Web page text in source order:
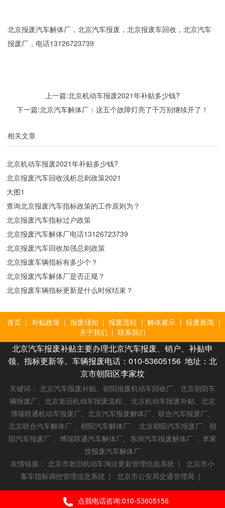
北京报废汽车解体厂，北京汽车报废，北京报废车回收，北京汽车
报废厂，电话13126723739
上一篇:北京机动车报废2021年补贴多少钱?
下一篇:北京汽车解体厂：这五个故障灯亮了千万别继续开了！
相关文章
北京机动车报废2021年补贴多少钱?
北京报废汽车回收浅析总则政策2021
大图1
查询北京报废汽车指标政策的工作原则为？
北京报废汽车指标过户政策
北京报废汽车解体厂电话13126723739
北京报废汽车回收加强总则政策
北京报废车辆指标有多少个？
北京报废汽车解体厂是否正规？
北京报废车辆指标更新是什么时候结束？
首页 | 补贴政策 | 报废须知 | 报废流程 | 解体展示 | 报废新闻 |
关于我们 | 联系我们
北京汽车报废补贴主要办理北京汽车报废、销户、补贴申
领、指标更新等。车辆报废电话：010-53605156 地址：北
京市朝阳区李家坟
关键词： 北京汽车报废补贴、朝阳报废机动车回收厂、北京朝阳车
辆报废厂、北京老旧机动车报废流程、 北京机动车报废补贴、北京
博瑞联通机动车报废厂、北京汽车报废解体厂、联合汽车报废厂、
北京联合汽车解体厂 、朝阳汽车解体厂、 北京朝阳汽车报废厂、朝
阳汽车报废厂 、博瑞联通汽车解体厂、东坝汽车报废解体厂 、李家
坟报废汽车解体厂
友情链接： 北京市老旧机动车淘汰更新管理信息系统 | 北京市小
客车指标调控管理信息系统 | 北京市公安局交通管理局 |
点我电话咨询:010-53605156